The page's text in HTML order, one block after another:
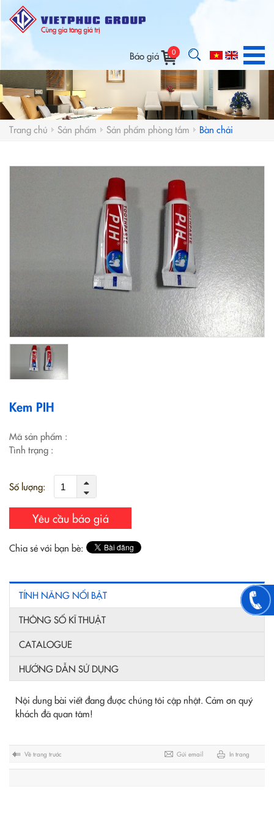
Báo giá 0
Trang chủ Sản phẩm Sản phẩm phòng tắm Bàn chải
Kem PIH
Mã sản phẩm :
Tình trạng :
Số lượng:
Yêu cầu báo giá
Chia sẻ với bạn bè:
TÍNH NĂNG NỔI BẬT
THÔNG SỐ KĨ THUẬT
CATALOGUE
HƯỚNG DẪN SỬ DỤNG
Nội dung bài viết đang được chúng tôi cập nhật. Cảm ơn quý
khách đã quan tâm!
Về trang trước Gửi email In trang